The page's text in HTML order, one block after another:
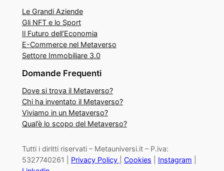
Le Grandi Aziende
Gli NFT e lo Sport
Il Futuro dell’Economia
E-Commerce nel Metaverso
Settore Immobiliare 3.0
Domande Frequenti
Dove si trova il Metaverso?
Chi ha inventato il Metaverso?
Viviamo in un Metaverso?
Qual’è lo scopo del Metaverso?
Tutti i diritti riservati – Metauniversi.it – P.iva:
5327740261 | Privacy Policy Cookies Instagram